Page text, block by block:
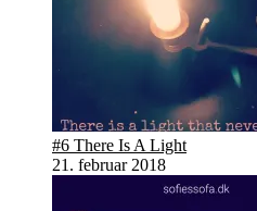
#6 There Is A Light
21. februar 2018